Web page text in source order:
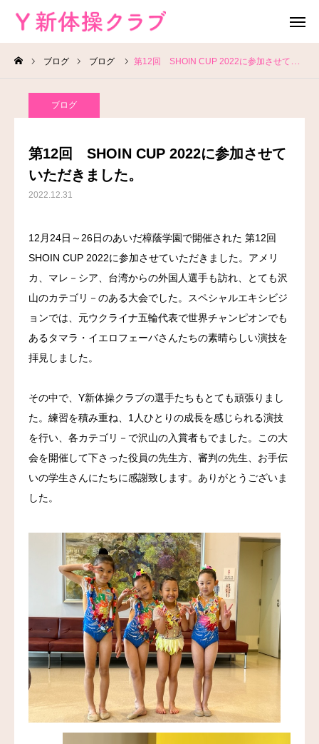
ブログ ブログ 第12回 SHOIN CUP 2022に参加させていただきました。
ブログ
第12回 SHOIN CUP 2022に参加させて
いただきました。
2022.12.31
12月24日～26日のあいだ樟蔭学園で開催された 第12回
SHOIN CUP 2022に参加させていただきました。アメリ
カ、マレ－シア、台湾からの外国人選手も訪れ、とても沢
山のカテゴリ－のある大会でした。スペシャルエキシビジ
ョンでは、元ウクライナ五輪代表で世界チャンピオンでも
あるタマラ・イエロフェーバさんたちの素晴らしい演技を
拝見しました。
その中で、Y新体操クラブの選手たちもとても頑張りまし
た。練習を積み重ね、1人ひとりの成長を感じられる演技
を行い、各カテゴリ－で沢山の入賞者もでました。この大
会を開催して下さった役員の先生方、審判の先生、お手伝
いの学生さんにたちに感謝致します。ありがとうございま
した。
無料体験
HOME
教室概要
よくある質問
お問い合わせ